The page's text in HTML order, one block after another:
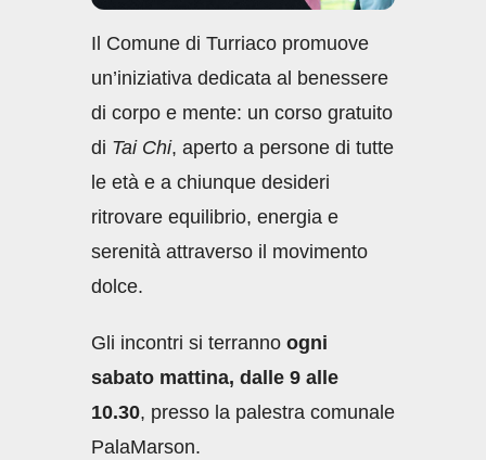
Il Comune di Turriaco promuove
un’iniziativa dedicata al benessere
di corpo e mente: un corso gratuito
di Tai Chi, aperto a persone di tutte
le età e a chiunque desideri
ritrovare equilibrio, energia e
serenità attraverso il movimento
dolce.
Gli incontri si terranno ogni
sabato mattina, dalle 9 alle
10.30, presso la palestra comunale
PalaMarson.